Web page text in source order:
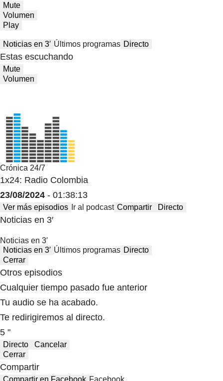
Mute
Volumen
Play
Noticias en 3′ Últimos programas Directo
Estas escuchando
Mute
Volumen
Crónica 24/7
1x24: Radio Colombia
23/08/2024 - 01:38:13
Ver más episodios Ir al podcast Compartir Directo
Noticias en 3′
Noticias en 3′
Noticias en 3′ Últimos programas Directo
Cerrar
Otros episodios
Cualquier tiempo pasado fue anterior
Tu audio se ha acabado.
Te redirigiremos al directo.
5 "
Directo
Cancelar
Cerrar
Compartir
Compartir en Facebook Facebook